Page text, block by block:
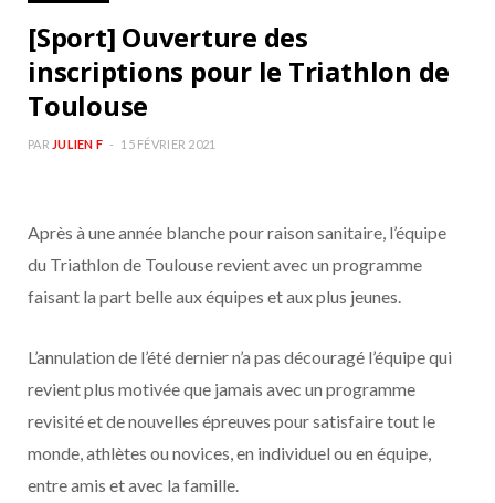
[Sport] Ouverture des
inscriptions pour le Triathlon de
Toulouse
PAR JULIEN F 15 FÉVRIER 2021
Après à une année blanche pour raison sanitaire, l’équipe
du Triathlon de Toulouse revient avec un programme
faisant la part belle aux équipes et aux plus jeunes.
L’annulation de l’été dernier n’a pas découragé l’équipe qui
revient plus motivée que jamais avec un programme
revisité et de nouvelles épreuves pour satisfaire tout le
monde, athlètes ou novices, en individuel ou en équipe,
entre amis et avec la famille.